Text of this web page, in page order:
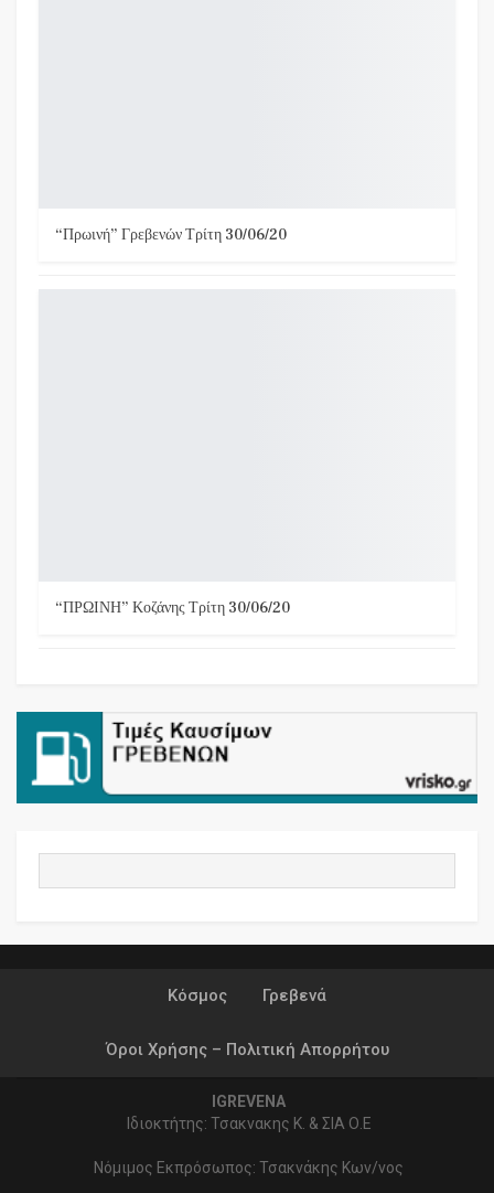
“Πρωινή” Γρεβενών Τρίτη 30/06/20
“ΠΡΩΙΝΗ” Κοζάνης Τρίτη 30/06/20
Κόσμος Γρεβενά
Όροι Χρήσης – Πολιτική Απορρήτου
IGREVENA
Ιδιοκτήτης: Τσακνακης Κ. & ΣΙΑ Ο.Ε
Νόμιμος Εκπρόσωπος: Τσακνάκης Κων/νος